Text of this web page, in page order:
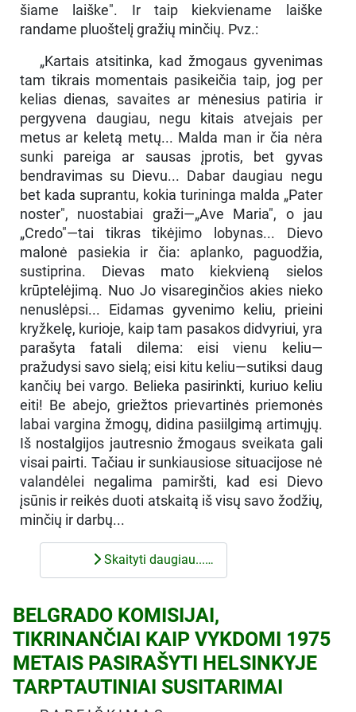
šiame laiške". Ir taip kiekviename laiške
randame pluoštelį gražių minčių. Pvz.:
„Kartais atsitinka, kad žmogaus gyvenimas
tam tikrais momentais pasikeičia taip, jog per
kelias dienas, savaites ar mėnesius patiria ir
pergyvena daugiau, negu kitais atvejais per
metus ar keletą metų... Malda man ir čia nėra
sunki pareiga ar sausas įprotis, bet gyvas
bendravimas su Dievu... Dabar daugiau negu
bet kada suprantu, kokia turininga malda „Pater
noster", nuostabiai graži—„Ave Maria", o jau
„Credo"—tai tikras tikėjimo lobynas... Dievo
malonė pasiekia ir čia: aplanko, paguodžia,
sustiprina. Dievas mato kiekvieną sielos
krūptelėjimą. Nuo Jo visareginčios akies nieko
nenuslėpsi... Eidamas gyvenimo keliu, prieini
kryžkelę, kurioje, kaip tam pasakos didvyriui, yra
parašyta fatali dilema: eisi vienu keliu—
pražudysi savo sielą; eisi kitu keliu—sutiksi daug
kančių bei vargo. Belieka pasirinkti, kuriuo keliu
eiti! Be abejo, griežtos prievartinės priemonės
labai vargina žmogų, didina pasiilgimą artimųjų.
Iš nostalgijos jautresnio žmogaus sveikata gali
visai pairti. Tačiau ir sunkiausiose situacijose nė
valandėlei negalima pamiršti, kad esi Dievo
įsūnis ir reikės duoti atskaitą iš visų savo žodžių,
minčių ir darbų...
Skaityti daugiau...…
BELGRADO KOMISIJAI,
TIKRINANČIAI KAIP VYKDOMI 1975
METAIS PASIRAŠYTI HELSINKYJE
TARPTAUTINIAI SUSITARIMAI